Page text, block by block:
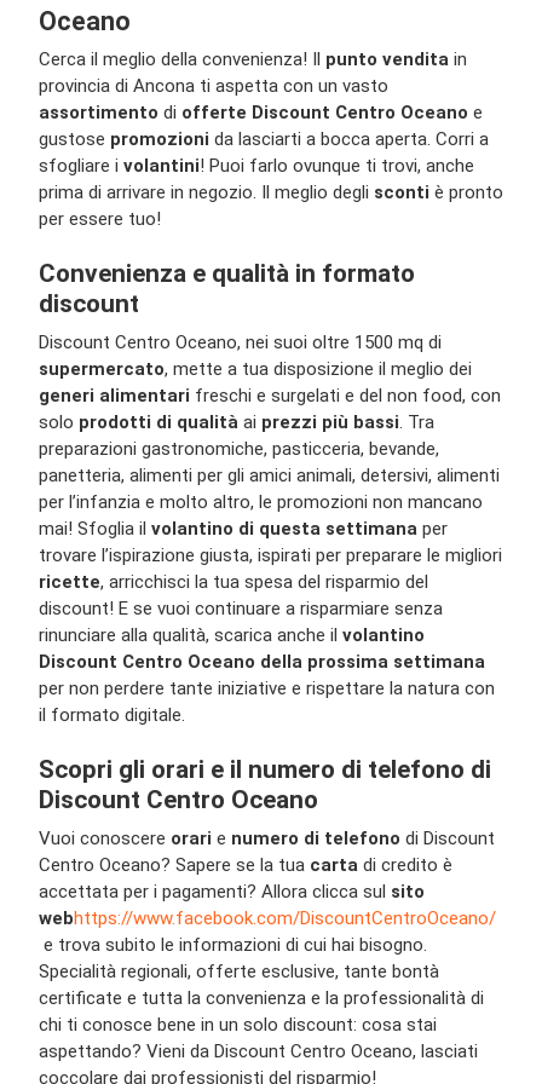
Oceano
Cerca il meglio della convenienza! Il punto vendita in
provincia di Ancona ti aspetta con un vasto
assortimento di offerte Discount Centro Oceano e
gustose promozioni da lasciarti a bocca aperta. Corri a
sfogliare i volantini! Puoi farlo ovunque ti trovi, anche
prima di arrivare in negozio. Il meglio degli sconti è pronto
per essere tuo!
Convenienza e qualità in formato
discount
Discount Centro Oceano, nei suoi oltre 1500 mq di
supermercato, mette a tua disposizione il meglio dei
generi alimentari freschi e surgelati e del non food, con
solo prodotti di qualità ai prezzi più bassi. Tra
preparazioni gastronomiche, pasticceria, bevande,
panetteria, alimenti per gli amici animali, detersivi, alimenti
per l’infanzia e molto altro, le promozioni non mancano
mai! Sfoglia il volantino di questa settimana per
trovare l’ispirazione giusta, ispirati per preparare le migliori
ricette, arricchisci la tua spesa del risparmio del
discount! E se vuoi continuare a risparmiare senza
rinunciare alla qualità, scarica anche il volantino
Discount Centro Oceano della prossima settimana
per non perdere tante iniziative e rispettare la natura con
il formato digitale.
Scopri gli orari e il numero di telefono di
Discount Centro Oceano
Vuoi conoscere orari e numero di telefono di Discount
Centro Oceano? Sapere se la tua carta di credito è
accettata per i pagamenti? Allora clicca sul sito
webhttps://www.facebook.com/DiscountCentroOceano/
e trova subito le informazioni di cui hai bisogno.
Specialità regionali, offerte esclusive, tante bontà
certificate e tutta la convenienza e la professionalità di
chi ti conosce bene in un solo discount: cosa stai
aspettando? Vieni da Discount Centro Oceano, lasciati
coccolare dai professionisti del risparmio!